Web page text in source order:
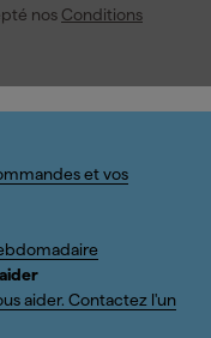
nos Conditions
et vos
aider. Contactez l'un